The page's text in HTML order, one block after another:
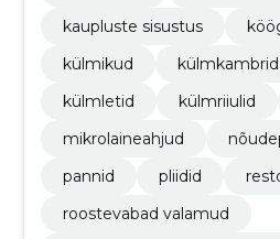
kaupluste sisustus
külmikud
külmkambrid
külmletid
külmriiulid
mikrolaineahjud
pannid
pliidid
roostevabad valamud